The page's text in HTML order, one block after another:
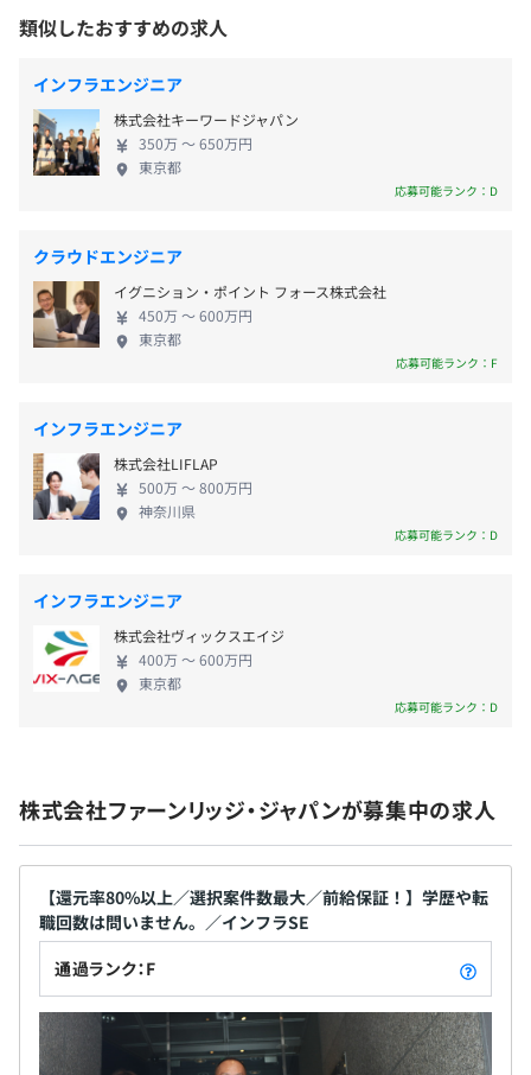
下記の環境での多彩な案件があります。
フェーズ：要件定義、設計、構築、運用、監視
OS：Linux、Windows、Solaris、AIX、HP-UX
ミドル：JP1、Exchange、VMware、Apache、
Sendmail、Shell、VBS、AWS、Zabbix、AD、EMC、
その他：Cisco、Juniper、BIG-IP、ロードバランサ―、
L2/L3、Firewall、FortiGate、Catalyst、Nexus、Palo
Alto
ト先／自宅
＜変更範囲＞
会社の定める場所（テレワークをおこなう場所を含む）
受動喫煙防止措置に関する事項
従業員に対する受動喫煙対策：敷地内禁煙（喫煙場所あ
〈本社〉
JR・東京メトロ日比谷線「恵比寿駅」より徒歩3分
・GW
・年末年始休暇
・慶弔休暇
・産前産後休暇
・育児休暇
など
◎5日以上の連休取得もOK！
・資格手当（特定のIT技術資格の試験を合格時に受検費用
を会社負担／資格例：Oracleなどベンダー資格）
・超過分残業代全額支給
昇給・昇格：年1回（4月）
※対象：在籍1年以上の方
無期雇用
ているかというと、取引先重視では、取引先の要望
が優先され、エンジニアの要望を100％実現できない
からです。 代表の角田は株式会社電通出身であり、
電通時代での経験を通して得た、「顧客主義」を重
要視しエンジニアをフルサポートしてきました。 エ
ンジニアを「理解」し、さらに「共鳴」し、全力で
支えてきているからこそ、エンジニア主体のスタイ
アサインは一切ありません。離職率も低く、勤続年
数10年以上の社員も多数在籍しております。 ワーク
ライフバランスを重視した、そんな弊社であなたも
是非チャンレンジしてみてください！
類似したおすすめの求人
インフラエンジニア
株式会社キーワードジャパン
350万 〜 650万円
東京都
応募可能ランク：D
クラウドエンジニア
イグニション・ポイント フォース株式会社
450万 〜 600万円
東京都
応募可能ランク：F
インフラエンジニア
株式会社LIFLAP
500万 〜 800万円
神奈川県
応募可能ランク：D
インフラエンジニア
株式会社ヴィックスエイジ
400万 〜 600万円
東京都
応募可能ランク：D
株式会社ファーンリッジ・ジャパンが募集中の求人
【還元率80%以上／選択案件数最大／前給保証！】学歴や転
職回数は問いません。／インフラSE
通過ランク：F